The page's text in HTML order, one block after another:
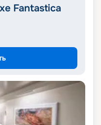
Fantastica